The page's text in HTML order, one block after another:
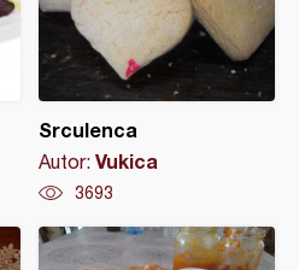
Srculenca
Autor: Vukica
3693